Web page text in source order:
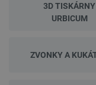
3D TISKÁRNY
URBICUM
ZVONKY A